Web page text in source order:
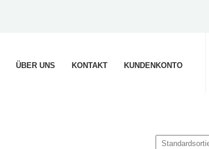
ÜBER UNS KONTAKT KUNDENKONTO